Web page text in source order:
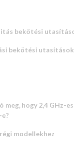
bekötési
bekötési utasítások
hogy 2,4 GHz-
modellekhez